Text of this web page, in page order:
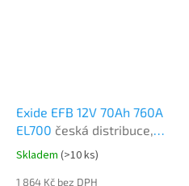
Exide EFB 12V 70Ah 760A
EL700 česká distribuce,
připravena k použití +
výkup staré autobaterie
Průměrné
Skladem (>10 ks)
1 864 Kč bez DPH